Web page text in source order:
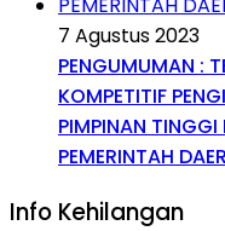
7 Agustus 2023
PENGUMUMAN :
KOMPETITIF
PIMPINAN
PEMERINTAH
Info Kehilangan